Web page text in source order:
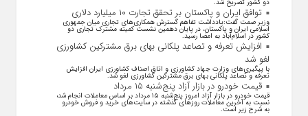
دو کشور تصریح شد.
توافق ایران و پاکستان بر تحقق تجارت ۱۰ میلیارد دلاری
وزیر صمت گفت:یادداشت تفاهم گسترش همکاری‌های تجاری میان جمهوری
اسلامی ایران و پاکستان، در پایان دهمین نشست کمیته مشترک تجاری دو
کشور در اسلام‌آباد به امضا رسید.
افزایش تعرفه و تصاعد پلکانی بهای برق مشترکین کشاورزی
لغو شد
با پیگیری‌های وزارت جهاد کشاورزی و اتاق اصناف کشاورزی ایران افزایش
تعرفه و تصاعد پلکانی بهای برق مشترکین کشاورزی لغو شد.
قیمت خودرو در بازار آزاد پنج‌شنبه ۱۵ مرداد
قیمت خودرو در بازار آزاد امروز پنج‌شنبه ۱۵ مرداد بر اساس معاملات انجام شده
نسبت به آخرین معاملات روز‌های گذشته در سایت‌های خرید و فروش خودرو
به شرح زیر است.